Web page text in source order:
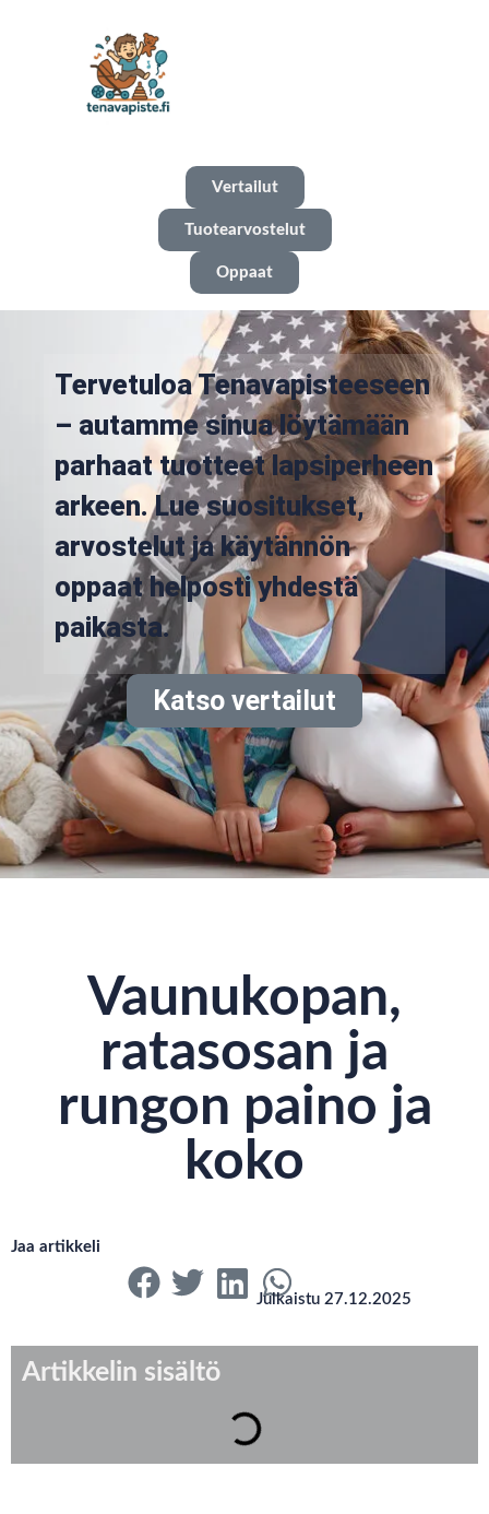
Vertailut
Tuotearvostelut
Oppaat
Tervetuloa Tenavapisteeseen
– autamme sinua löytämään
parhaat tuotteet lapsiperheen
arkeen. Lue suositukset,
arvostelut ja käytännön
oppaat helposti yhdestä
paikasta.
Katso vertailut
Vaunukopan,
ratasosan ja
rungon paino ja
koko
Jaa artikkeli
Julkaistu 27.12.2025
Artikkelin sisältö